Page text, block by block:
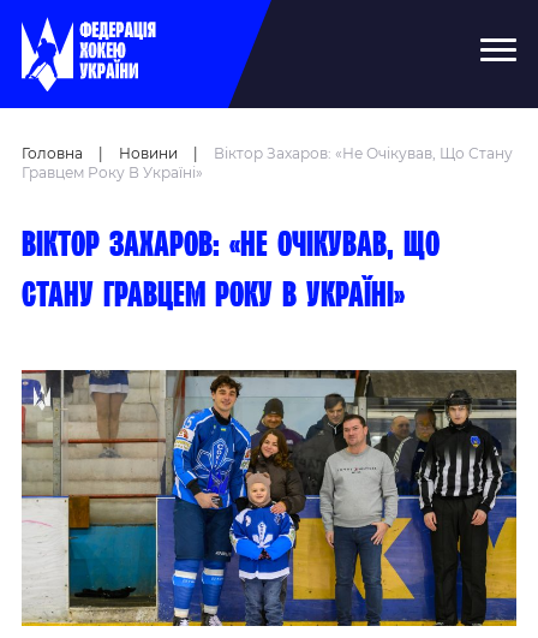
Головна Новини
Віктор Захаров: «Не Очікував, Що Стану
Гравцем Року В Україні»
Віктор Захаров: «Не очікував, що
стану гравцем року в Україні»